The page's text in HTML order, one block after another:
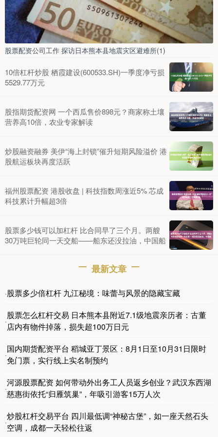
股票配资公司工作 探访日本熊本县地震灾区避难所(1)
10倍杠杆炒股 栖霞建设(600533.SH)一季度净亏损
5529.77万元
股指期货配资网 一个西瓜售价898元？商家称土壤
营养高10倍，农业专家解读
炒股融资融券 美伊“海上封锁”催升短期风险溢价 港
股航运板块再度活跃
福州股票配资 港股收盘 | 科技指数周涨近5% 芯成
科技累计升幅超3倍
股票多少钱可以加杠杆 比合同早了三个月。两艘
30万吨巨轮同一天交船——船东还没拉油，中国船
最新文章
·股票多少倍杠杆 九江秘境：味蕾与风景的隐藏宝藏
·
股票怎么杠杆交易 日本熊本县附近7.1级地震亲历者：古董
店内有物件掉落，损失超100万日元
·
国内期货配资平台 稻城亚丁景区：8月1日至10月31日限时
免门票，实行线上实名制预约
·
河源股票配资 如何带动外出务工人员返乡创业？武汉东西湖
慈惠街依托“归雁筑巢”，年吸引游客15万人次
·
炒股杠杆交易平台 四川最低调“神秘古堡”，如一座天然石头
空调，成都一天轻松往返